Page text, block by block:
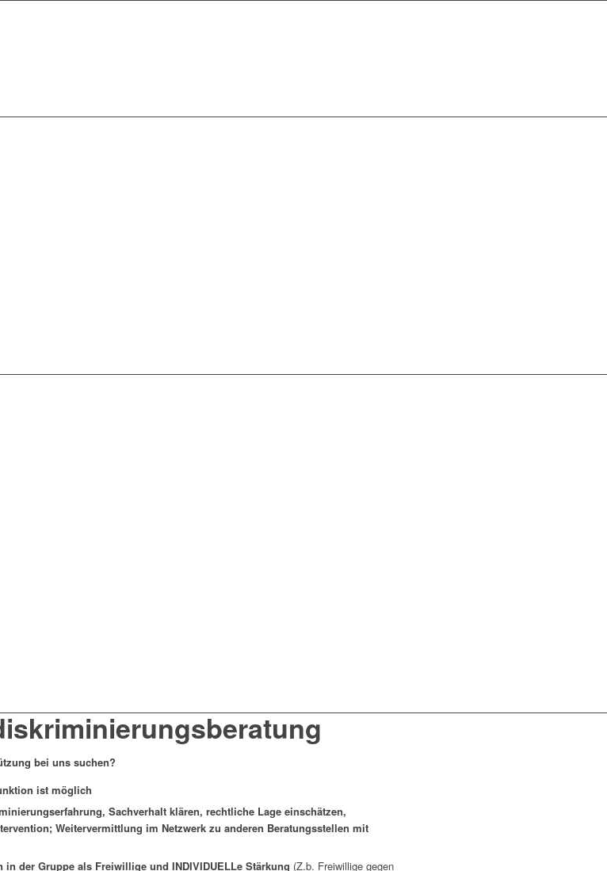
bei uns suchen?
ist möglich
Sachverhalt klären, rechtliche Lage einschätzen,
Weitervermittlung im Netzwerk zu anderen Beratungsstellen mit
der Gruppe als Freiwillige und INDIVIDUELLe Stärkung (Z.b. Freiwillige gegen